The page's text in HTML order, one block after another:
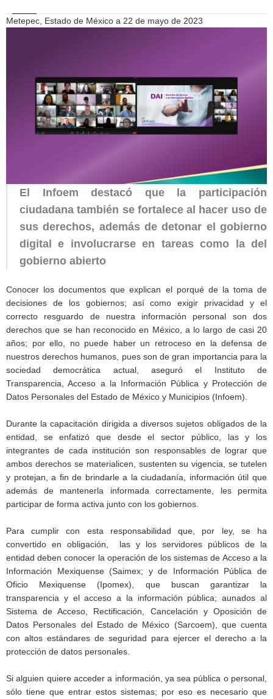
Metepec, Estado de México a 22 de mayo de 2023
El Infoem destacó que la participación
ciudadana también se fortalece al hacer uso de
sus derechos, además de detonar el gobierno
digital e involucrarse en tareas como la del
gobierno abierto
Conocer los documentos que explican el porqué de la toma de
decisiones de los gobiernos; así como exigir privacidad y el
correcto resguardo de nuestra información personal son dos
derechos que se han reconocido en México, a lo largo de casi 20
años; por ello, no puede haber un retroceso en la defensa de
nuestros derechos humanos, pues son de gran importancia para la
sociedad democrática actual, aseguró el Instituto de
Transparencia, Acceso a la Información Pública y Protección de
Datos Personales del Estado de México y Municipios (Infoem).
Durante la capacitación dirigida a diversos sujetos obligados de la
entidad, se enfatizó que desde el sector público, las y los
integrantes de cada institución son responsables de lograr que
ambos derechos se materialicen, sustenten su vigencia, se tutelen
y protejan, a fin de brindarle a la ciudadanía, información útil que
además de mantenerla informada correctamente, les permita
participar de forma activa junto con los gobiernos.
Para cumplir con esta responsabilidad que, por ley, se ha
convertido en obligación, las y los servidores públicos de la
entidad deben conocer la operación de los sistemas de Acceso a la
Información Mexiquense (Saimex; y de Información Pública de
Oficio Mexiquense (Ipomex), que buscan garantizar la
transparencia y el acceso a la información pública; aunados al
Sistema de Acceso, Rectificación, Cancelación y Oposición de
Datos Personales del Estado de México (Sarcoem), que cuenta
con altos estándares de seguridad para ejercer el derecho a la
protección de datos personales.
Si alguien quiere acceder a información, ya sea pública o personal,
sólo tiene que entrar estos sistemas; por eso es necesario que